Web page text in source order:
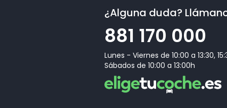
Paquete Premium
Navegación e Infotainment Audi connect plus
Paquete de asist. Conducción y estacio. pro
protección y advertencia plus
Paquete accesorios
¿Alguna duda?
881 170 000
Lunes - Viernes de 10:00 a 13:30,
Sábados de 10:00 a 13:00h